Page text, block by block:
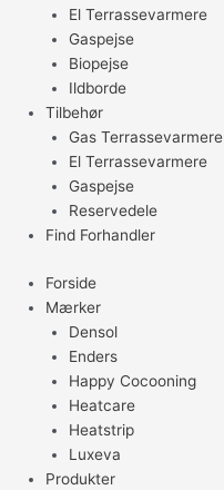
El Terrassevarmere
Gaspejse
Biopejse
Ildborde
Tilbehør
Gas Terrassevarmere
El Terrassevarmere
Gaspejse
Reservedele
Find Forhandler
Forside
Mærker
Densol
Enders
Happy Cocooning
Heatcare
Heatstrip
Luxeva
Produkter